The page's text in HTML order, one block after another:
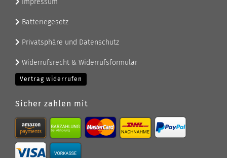
Impressum
Batteriegesetz
Privatsphäre und Datenschutz
Widerrufsrecht & Widerrufsformular
Vertrag widerrufen
Sicher zahlen mit